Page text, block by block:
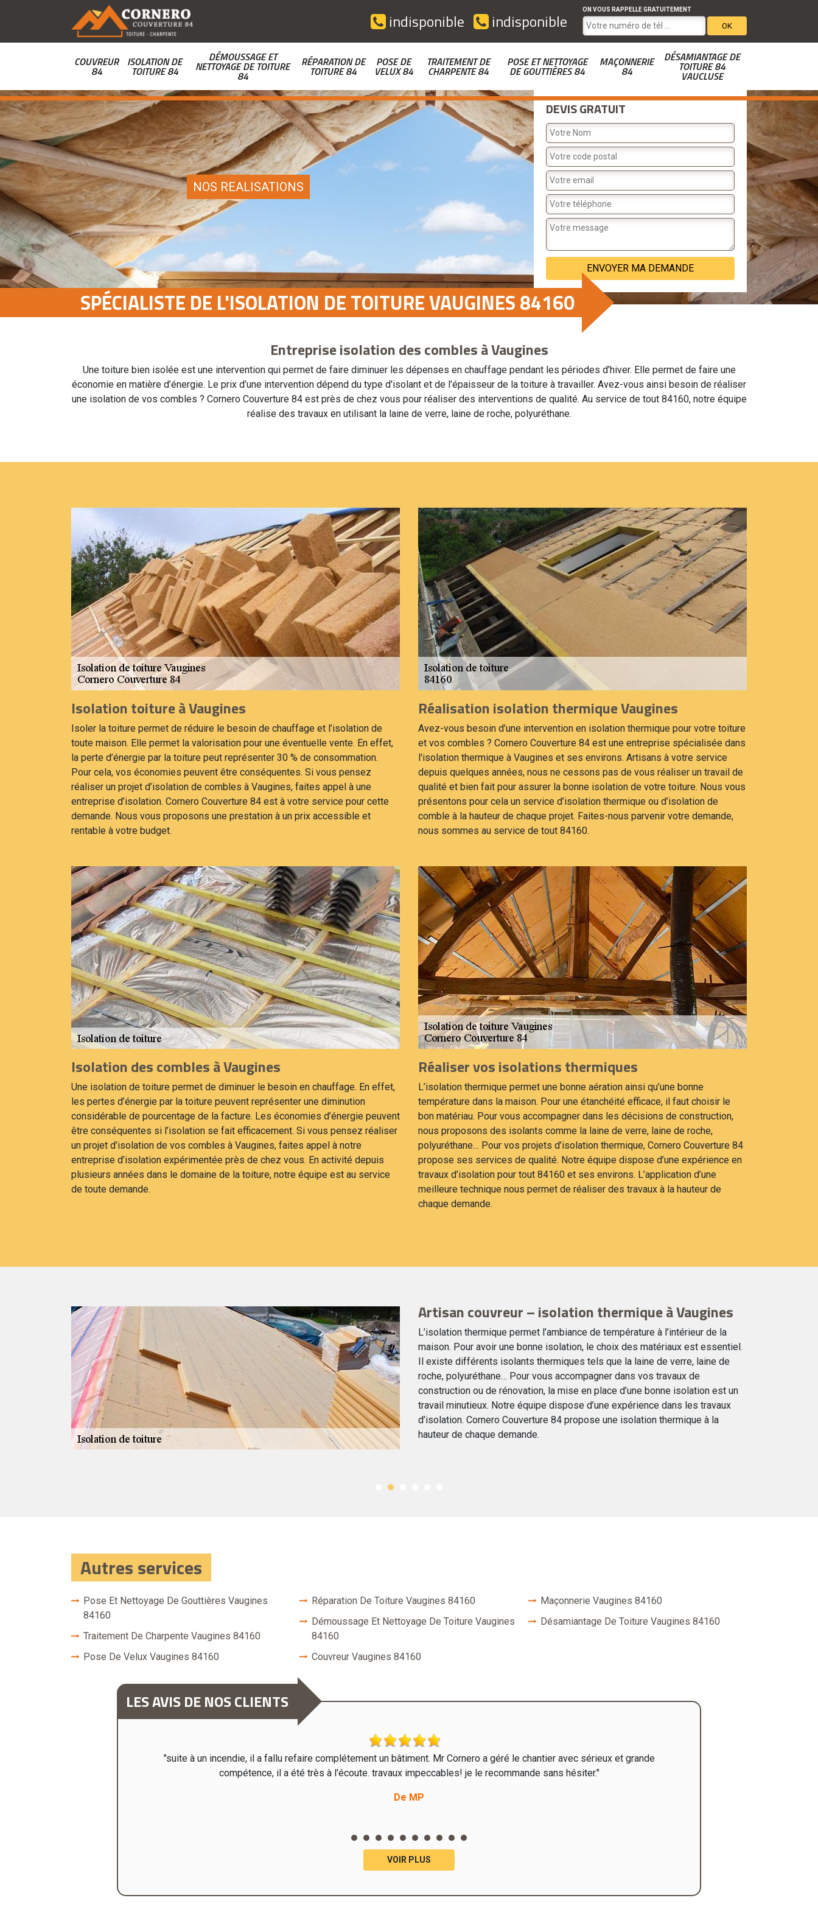
indisponible indisponible
ON VOUS RAPPELLE GRATUITEMENT
COUVREUR
84
ISOLATION DE
TOITURE 84
DÉMOUSSAGE ET
NETTOYAGE DE TOITURE
84
RÉPARATION DE
TOITURE 84
POSE DE
VELUX 84
TRAITEMENT DE
CHARPENTE 84
POSE ET NETTOYAGE
DE GOUTTIÈRES 84
MAÇONNERIE
84
DÉSAMIANTAGE DE
TOITURE 84
VAUCLUSE
NOS REALISATIONS
DEVIS GRATUIT
SPÉCIALISTE DE L'ISOLATION DE TOITURE VAUGINES 84160
Entreprise isolation des combles à Vaugines
Une toiture bien isolée est une intervention qui permet de faire diminuer les dépenses en chauffage pendant les périodes d’hiver. Elle permet de faire une
économie en matière d’énergie. Le prix d’une intervention dépend du type d'isolant et de l'épaisseur de la toiture à travailler. Avez-vous ainsi besoin de réaliser
une isolation de vos combles ? Cornero Couverture 84 est près de chez vous pour réaliser des interventions de qualité. Au service de tout 84160, notre équipe
réalise des travaux en utilisant la laine de verre, laine de roche, polyuréthane.
Isolation toiture à Vaugines
Isoler la toiture permet de réduire le besoin de chauffage et l’isolation de
toute maison. Elle permet la valorisation pour une éventuelle vente. En effet,
la perte d’énergie par la toiture peut représenter 30 % de consommation.
Pour cela, vos économies peuvent être conséquentes. Si vous pensez
réaliser un projet d’isolation de combles à Vaugines, faites appel à une
entreprise d’isolation. Cornero Couverture 84 est à votre service pour cette
demande. Nous vous proposons une prestation à un prix accessible et
rentable à votre budget.
Réalisation isolation thermique Vaugines
Avez-vous besoin d’une intervention en isolation thermique pour votre toiture
et vos combles ? Cornero Couverture 84 est une entreprise spécialisée dans
l'isolation thermique à Vaugines et ses environs. Artisans à votre service
depuis quelques années, nous ne cessons pas de vous réaliser un travail de
qualité et bien fait pour assurer la bonne isolation de votre toiture. Nous vous
présentons pour cela un service d’isolation thermique ou d’isolation de
comble à la hauteur de chaque projet. Faites-nous parvenir votre demande,
nous sommes au service de tout 84160.
Isolation des combles à Vaugines
Une isolation de toiture permet de diminuer le besoin en chauffage. En effet,
les pertes d’énergie par la toiture peuvent représenter une diminution
considérable de pourcentage de la facture. Les économies d’énergie peuvent
être conséquentes si l’isolation se fait efficacement. Si vous pensez réaliser
un projet d’isolation de vos combles à Vaugines, faites appel à notre
entreprise d’isolation expérimentée près de chez vous. En activité depuis
plusieurs années dans le domaine de la toiture, notre équipe est au service
de toute demande.
Réaliser vos isolations thermiques
L’isolation thermique permet une bonne aération ainsi qu’une bonne
température dans la maison. Pour une étanchéité efficace, il faut choisir le
bon matériau. Pour vous accompagner dans les décisions de construction,
nous proposons des isolants comme la laine de verre, laine de roche,
polyuréthane… Pour vos projets d’isolation thermique, Cornero Couverture 84
propose ses services de qualité. Notre équipe dispose d’une expérience en
travaux d’isolation pour tout 84160 et ses environs. L’application d’une
meilleure technique nous permet de réaliser des travaux à la hauteur de
chaque demande.
Artisan couvreur – isolation thermique à Vaugines
L’isolation thermique permet l’ambiance de température à l’intérieur de la
maison. Pour avoir une bonne isolation, le choix des matériaux est essentiel.
Il existe différents isolants thermiques tels que la laine de verre, laine de
roche, polyuréthane… Pour vous accompagner dans vos travaux de
construction ou de rénovation, la mise en place d’une bonne isolation est un
travail minutieux. Notre équipe dispose d’une expérience dans les travaux
d’isolation. Cornero Couverture 84 propose une isolation thermique à la
hauteur de chaque demande.
Autres services
Pose Et Nettoyage De Gouttières Vaugines
84160
Traitement De Charpente Vaugines 84160
Pose De Velux Vaugines 84160
Réparation De Toiture Vaugines 84160
Démoussage Et Nettoyage De Toiture Vaugines
84160
Couvreur Vaugines 84160
Maçonnerie Vaugines 84160
Désamiantage De Toiture Vaugines 84160
LES AVIS DE NOS CLIENTS
"suite à un incendie, il a fallu refaire complétement un bâtiment. Mr Cornero a géré le chantier avec sérieux et grande
compétence, il a été très à l'écoute. travaux impeccables! je le recommande sans hésiter."
De MP
VOIR PLUS